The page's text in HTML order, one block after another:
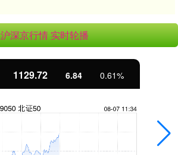
沪深京行情 实时轮播
1129.72 6.84 0.61%